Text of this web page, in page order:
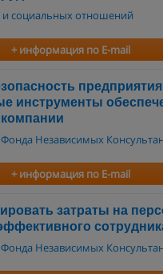
и социальных отношений
+ информация по E-mail
инструменты
Независимых
+ информация по E-mail
затраты на
Независимых